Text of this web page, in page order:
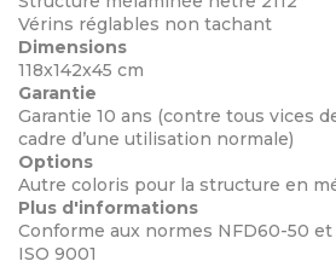
Vérins réglables non tachant
Dimensions
118x142x45 cm
Garantie
Garantie 10 ans (contre tous vices
cadre d’une utilisation normale)
Options
Autre coloris pour la structure en
Plus d'informations
Conforme aux normes NFD60-50 et
ISO 9001